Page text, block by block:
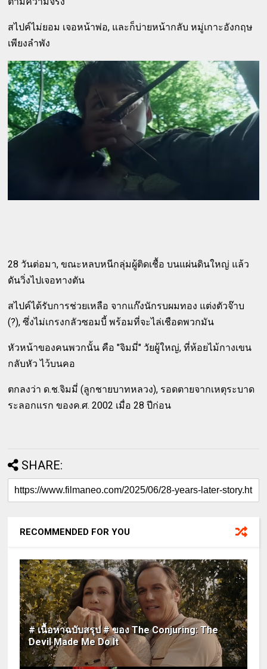
สไปค์ไม่ยอม เจอหน้าพ่อ, และก็บ่ายหน้ากลับ หมู่เกาะอังกฤษ
เพียงลำพัง
28 วันต่อมา, ขณะหลบหนีกลุ่มผู้ติดเชื้อ บนแผ่นดินใหญ่ แล้ว
ดันวิ่งไปเจอทางตัน
สไปค์ได้รับการช่วยเหลือ จากแก๊งนักรบผมทอง แต่งตัวจ๊าบ
(?), ซึ่งไม่เกรงกลัวซอมบี้ พร้อมที่จะไล่เชือดพวกมัน
หัวหน้าของคนพวกนั้น คือ "จิมมี่" วัยผู้ใหญ่, ที่ห้อยไม้กางเขน
กลับหัว ไว้บนคอ
ตกลงว่า ด.ช.จิมมี่ (ลูกชายบาทหลวง), รอดตายจากเหตุระบาด
ระลอกแรก ของค.ศ. 2002 เมื่อ 28 ปีก่อน
SHARE:
RECOMMENDED FOR YOU
# เนื้อหาฉบับสรุป # ของ The Conjuring: The
Devil Made Me Do It